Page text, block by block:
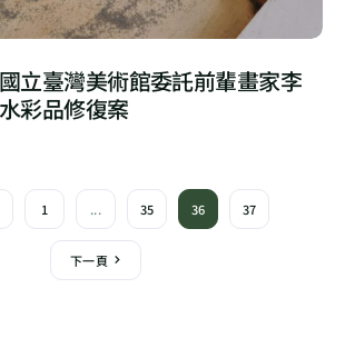
立臺灣美術館委託前輩畫家李
彩品修復案
1 ... 35 36 37
下一頁